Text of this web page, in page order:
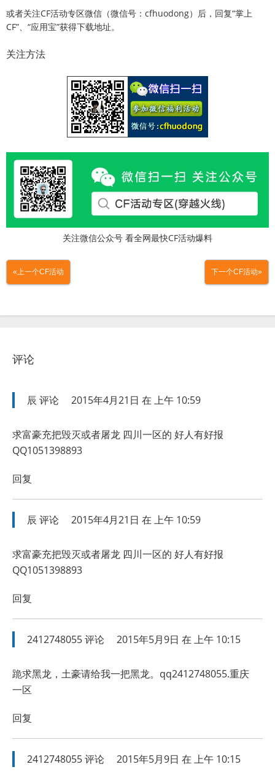
或者关注CF活动专区微信（微信号：cfhuodong）后，回复“掌上
CF”、“应用宝”获得下载地址。
关注方法
关注微信公众号 看全网最快CF活动爆料
«上一个CF活动 下一个CF活动»
评论
辰 评论 2015年4月21日 在 上午 10:59
求富豪充把毁灭或者屠龙 四川一区的 好人有好报
QQ1051398893
回复
辰 评论 2015年4月21日 在 上午 10:59
求富豪充把毁灭或者屠龙 四川一区的 好人有好报
QQ1051398893
回复
2412748055评论 2015年5月9日 在 上午 10:15
跪求黑龙，土豪请给我一把黑龙。qq2412748055.重庆
一区
回复
2412748055评论 2015年5月9日 在 上午 10:15